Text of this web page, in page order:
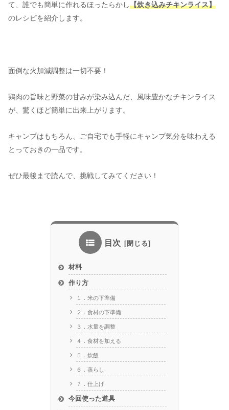
て、誰でも簡単に作れるほったらかし【炊き込みチキンライス】
のレシピを紹介します。
面倒な火加減調整は一切不要！
鶏肉の旨味と野菜の甘みが染み込んだ、風味豊かなチキンライス
が、驚くほど簡単に出来上がります。
キャンプはもちろん、ご自宅でも手軽にキャンプ気分を味わえる
とっておきの一品です。
ぜひ最後まで読んで、挑戦してみてください！
目次
材料
作り方
１．米の下準備
２．食材の下準備
３．水量を調整
４．食材を加える
５．炊飯
６．蒸らし
７．仕上げ
今回使った道具